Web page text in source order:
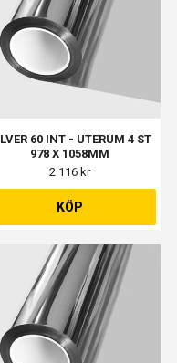
60 INT - UTERUM 4 ST
978 X 1058MM
2 116 kr
KÖP